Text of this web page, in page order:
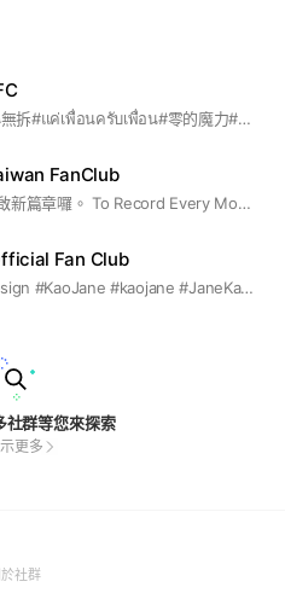
#朋友啊只是朋友#兩小無拆#แค่เพื่อนครับเพื่อน#零的魔力#Magic of Zero#地球傾斜23.5度#23.5 องศาที่โลกเอียง#反之亦愛 #milk#love#milkloke
FanClub
JanJingJing 的故事開啟新篇章囉。 To Record Every Moment For JanJingJing. #JanhaePloyshompoo#Janhae#Jan#JingJing#JingJingYu#JanJingJing#jan#janhae#jingjingyu#jingjing#janjingjing#EnemiesWithBenfits #派派琳#余晶晶 #MuTeLuv#HelloIsThisLuck?#泰百#泰劇##泰娛#GMM#GL
Fan Club
#lovedesign #LoveDesign #KaoJane #kaojane #JaneKao #janekao #supassara #Supassara #Jane #jane #葉芷妤
社群等您來探索
更多
於社群(Open